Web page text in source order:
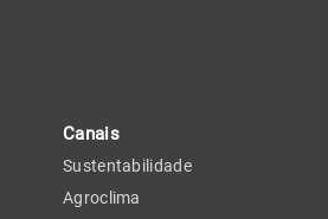
Canais
Sustentabilidade
Agroclima